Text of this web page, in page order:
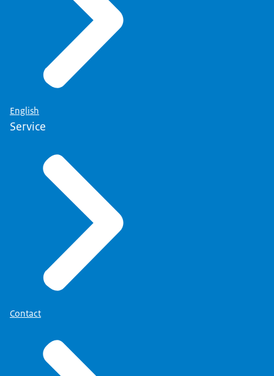
English
Service
Contact